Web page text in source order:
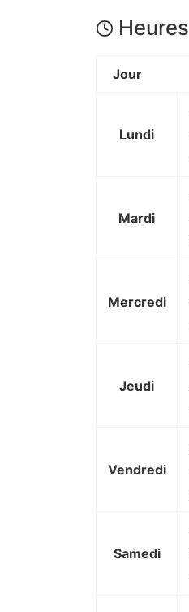
Jour
Lundi
Mardi
Mercredi
Jeudi
Vendredi
Samedi